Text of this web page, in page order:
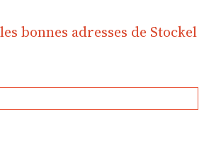
bonnes adresses de Stockel